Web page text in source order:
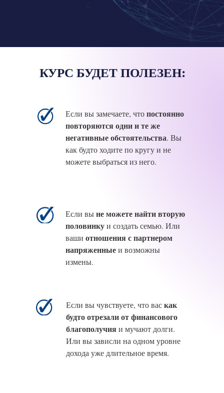
КУРС БУДЕТ ПОЛЕЗЕН:
Если вы замечаете, чтопостоянно
повторяются одни и те же
негативные обстоятельства. Вы
как будто ходите по кругу и не
можете выбраться из него.
Если выне можете найти вторую
половинкуи создать семью. Или
ваши отношения с партнером
напряженныеи возможны
измены.
Если вы чувствуете, что васкак
будто отрезали от финансового
благополучияи мучают долги.
Или вы зависли на одном уровне
дохода уже длительное время.